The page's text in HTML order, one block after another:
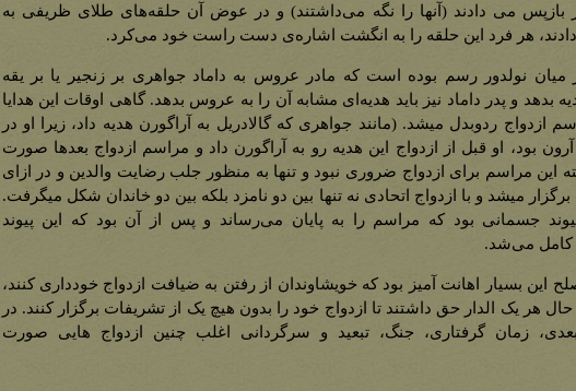
بازپس می دادند (آنها را نگه می‌داشتند) و در عوض آن حلقه‌های طلای ظریفی به
هر فرد این حلقه را به انگشت اشاره‌ی دست راست خود می‌کرد.
میان نولدور رسم بوده است که مادر عروس به داماد جواهری بر زنجیر یا بر یقه
بدهد و پدر داماد نیز باید هدیه‌ای مشابه آن را به عروس بدهد. گاهی اوقات این هدایا
ازدواج ردوبدل میشد. (مانند جواهری که گالادریل به آراگورن هدیه داد، زیرا او در
بود، او قبل از ازدواج این هدیه رو به آراگورن داد و مراسم ازدواج بعدها صورت
این مراسم برای ازدواج ضروری نبود و تنها به منظور جلب رضایت والدین و در ازای
میشد و با ازدواج اتحادی نه تنها بین دو نامزد بلکه بین دو خاندان شکل میگرفت.
پیوند جسمانی بود که مراسم را به پایان می‌رساند و پس از آن بود که این پیوند
کامل می‌شد.
این بسیار اهانت آمیز بود که خویشاوندان از رفتن به ضیافت ازدواج خودداری کنند،
حال هر یک الدار حق داشتند تا ازدواج خود را بدون هیچ یک از تشریفات برگزار کنند. در
بعدی، زمان گرفتاری، جنگ، تبعید و سرگردانی اغلب چنین ازدواج هایی صورت